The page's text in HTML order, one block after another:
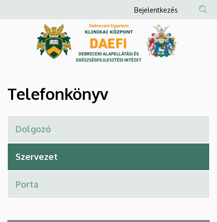
Debreceni
és
Egészségfejlesztési
Intézet
a
Anonim
Felhasználói
fiók
menüje
Bejelentkezés
Telefonkönyv